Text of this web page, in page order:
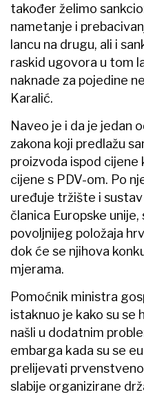
također želimo
nametanje i
lancu na drugu, ali i
raskid ugovora u tom
naknade za pojedine
Karalić.
Naveo je i da je jedan
zakona koji predlažu
proizvoda ispod cijene
cijene s PDV-om. Po
uređuje tržište i
članica Europske
povoljnijeg položaja
dok će se njihova
mjerama.
Pomoćnik ministra
istaknuo je kako su se
našli u dodatnim
embarga kada su se
prelijevati
slabije organizirane